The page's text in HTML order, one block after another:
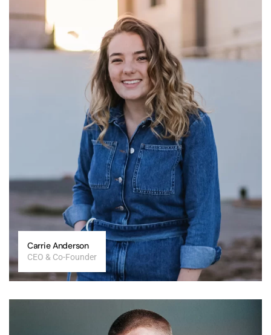
Carrie Anderson
CEO & Co-Founder